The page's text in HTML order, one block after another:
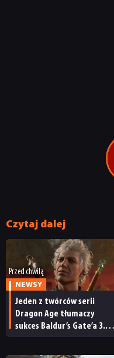
Czytaj dalej
Przed chwilą
NEWSY
Jeden z twórców serii
Dragon Age tłumaczy
sukces Baldur’s Gate’a 3.